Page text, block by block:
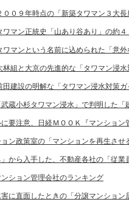
０９年時点の「新築タワマン３大長
マン正統史「山あり谷あり」の約４
マンという名前に込められた「意外
組と大京の先進的な「タワマン浸
建設の明解な「タワマン浸水対策
蔵小杉タワマン浸水」で判明した「
要注意、日経ＭＯＯＫ『マンション
ン政策室の「マンションを再生させ
から入手した、不動産各社の「従業
ション管理会社のランキング
に直面したときの「分譲マンション